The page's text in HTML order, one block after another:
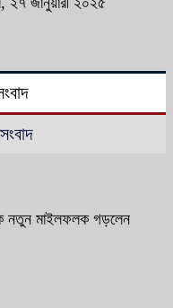
নতুন মাইলফলক গড়লেন